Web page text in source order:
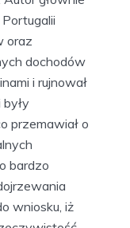
oraz
dochodów
i rujnował
przemawiał o
bardzo
wniosku, iż